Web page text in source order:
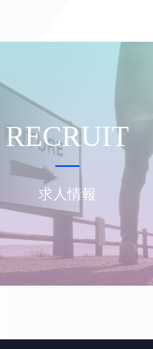
RECRUIT
求人情報